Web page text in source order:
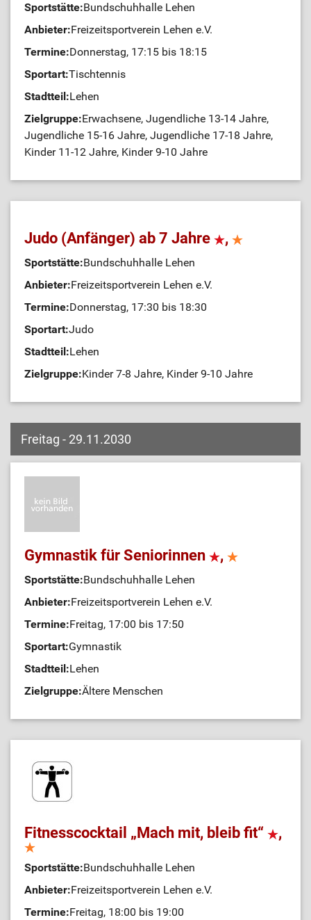
Sportstätte:Bundschuhhalle Lehen
Anbieter:Freizeitsportverein Lehen e.V.
Termine:Donnerstag, 17:15 bis 18:15
Sportart:Tischtennis
Stadtteil:Lehen
Zielgruppe:Erwachsene, Jugendliche 13-14 Jahre,
Jugendliche 15-16 Jahre, Jugendliche 17-18 Jahre,
Kinder 11-12 Jahre, Kinder 9-10 Jahre
Judo (Anfänger) ab 7 Jahre ,
Sportstätte:Bundschuhhalle Lehen
Anbieter:Freizeitsportverein Lehen e.V.
Termine:Donnerstag, 17:30 bis 18:30
Sportart:Judo
Stadtteil:Lehen
Zielgruppe:Kinder 7-8 Jahre, Kinder 9-10 Jahre
Freitag - 29.11.2030
Gymnastik für Seniorinnen ,
Sportstätte:Bundschuhhalle Lehen
Anbieter:Freizeitsportverein Lehen e.V.
Termine:Freitag, 17:00 bis 17:50
Sportart:Gymnastik
Stadtteil:Lehen
Zielgruppe:Ältere Menschen
Fitnesscocktail „Mach mit, bleib fit“ ,
Sportstätte:Bundschuhhalle Lehen
Anbieter:Freizeitsportverein Lehen e.V.
Termine:Freitag, 18:00 bis 19:00